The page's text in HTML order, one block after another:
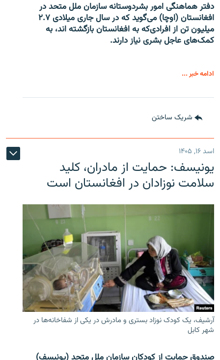
دفتر هماهنگی امور بشردوستانه سازمان ملل متحد در
افغانستان (اوچا) می‌گوید که در سال جاری میلادی ۲.۷
میلیون تن از افرادی‌که به افغانستان بازگشته اند، به
کمک‌های عاجل بشری نیاز دارند.
ادامه خبر ...
شریک ساختن
اسد ۱۶, ۱۴۰۵
یونیسف: حمایت از مادران، کلید
سلامت نوزادان در افغانستان است
آرشیف، یک کودک نوزاد بستری و مادرش در یکی از شفاخانه‌ها در
شهر کابل